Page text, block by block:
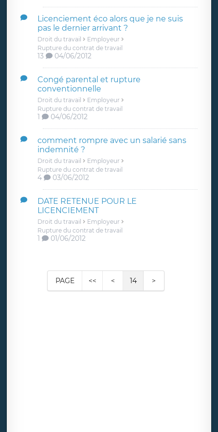
Licenciement éco alors que je ne suis
pas le dernier arrivant ?
Droit du travail
Employeur
Rupture du contrat de travail
13 04/06/2012
Congé parental et rupture
conventionnelle
Droit du travail
Employeur
Rupture du contrat de travail
1 04/06/2012
comment rompre avec un salarié sans
indemnité ?
Droit du travail
Employeur
Rupture du contrat de travail
4 03/06/2012
DATE RETENUE POUR LE
LICENCIEMENT
Droit du travail
Employeur
Rupture du contrat de travail
1 01/06/2012
PAGE << < 14 >